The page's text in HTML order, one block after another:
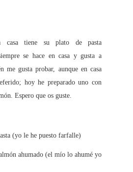
casa tiene su plato de pasta
se hace en casa y gusta a
me gusta probar, aunque en casa
hoy he preparado uno con
Espero que os guste.
(yo le he puesto farfalle)
ahumado (el mío lo ahumé yo